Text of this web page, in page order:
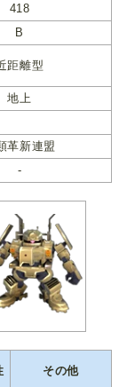
418
B
距離型
地上
革新連盟
-
その他